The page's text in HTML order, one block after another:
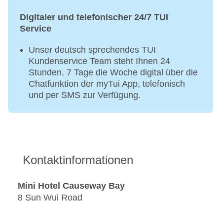
Digitaler und telefonischer 24/7 TUI
Service
Unser deutsch sprechendes TUI
Kundenservice Team steht Ihnen 24
Stunden, 7 Tage die Woche digital über die
Chatfunktion der myTui App, telefonisch
und per SMS zur Verfügung.
Kontaktinformationen
Mini Hotel Causeway Bay
8 Sun Wui Road